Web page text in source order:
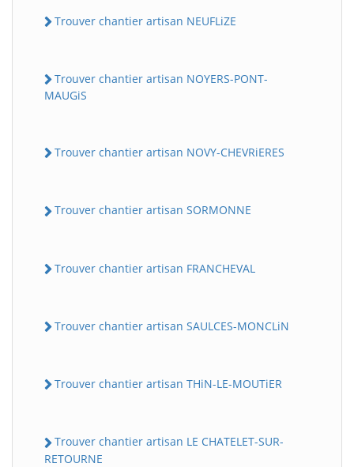
Trouver chantier artisan NEUFLiZE
Trouver chantier artisan NOYERS-PONT-
MAUGiS
Trouver chantier artisan NOVY-CHEVRiERES
Trouver chantier artisan SORMONNE
Trouver chantier artisan FRANCHEVAL
Trouver chantier artisan SAULCES-MONCLiN
Trouver chantier artisan THiN-LE-MOUTiER
Trouver chantier artisan LE CHATELET-SUR-
RETOURNE